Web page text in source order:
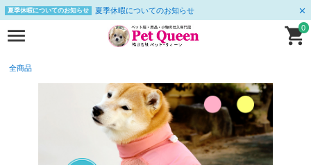
夏季休暇についてのお知らせ 夏季休暇についてのお知らせ
0
全商品